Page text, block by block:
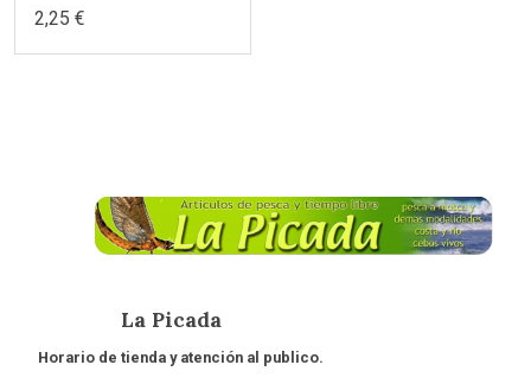
2,25 €
La Picada
Horario de tienda y atención al publico.